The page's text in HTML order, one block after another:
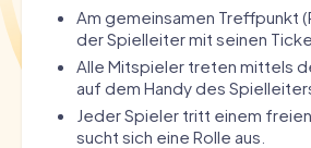
Am gemeinsamen Treffpunkt
der Spielleiter mit seinen
Alle Mitspieler treten mittels
auf dem Handy des
Jeder Spieler tritt einem
sucht sich eine Rolle aus.